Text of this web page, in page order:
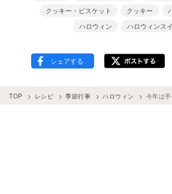
クッキー・ビスケット
クッキー
ハロウィン
ハロウィンス
TOP レシピ 季節行事 ハロウィン 今年は